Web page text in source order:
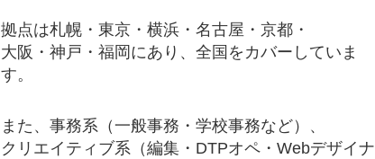
拠点は札幌・東京・横浜・名古屋・京都・
大阪・神戸・福岡にあり、全国をカバーしていま
す。
また、事務系（一般事務・学校事務など）、
クリエイティブ系（編集・DTPオペ・Webデザイナ